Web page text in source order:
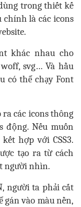
trong thiết kế
chính là các icons
khác nhau cho
svg… Và hầu
có thể chạy Font
các icons thông
động. Nếu muốn
hợp với CSS3.
tạo ra từ cách
người nhìn.
người ta phải cắt
gán vào màu nền,